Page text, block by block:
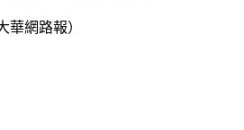
華網路報）